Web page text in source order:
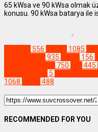
65 kWsa ve 90 kWsa olmak
konusu. 90 kWsa batarya ile
556 1085
935 156
750 445
5
1068
488
RECOMMENDED FOR YOU